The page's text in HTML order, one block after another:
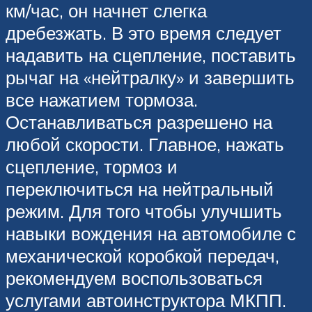
км/час, он начнет слегка
дребезжать. В это время следует
надавить на сцепление, поставить
рычаг на «нейтралку» и завершить
все нажатием тормоза.
Останавливаться разрешено на
любой скорости. Главное, нажать
сцепление, тормоз и
переключиться на нейтральный
режим. Для того чтобы улучшить
навыки вождения на автомобиле с
механической коробкой передач,
рекомендуем воспользоваться
услугами автоинструктора МКПП.